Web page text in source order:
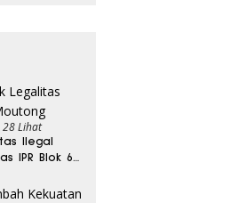
28 Lihat
Ilegal
IPR Blok 6